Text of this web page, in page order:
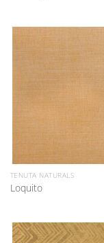
TENUTA NATURALS
Loquito